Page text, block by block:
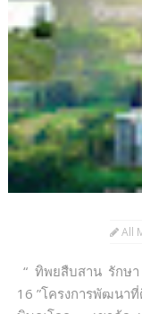
All
“ ทิพยสืบสาน รักษ
16 ”โครงการพัฒน